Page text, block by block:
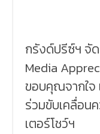
กรังด์ปรีซ์ฯ จั
Media
ขอบคุณจากใ
ร่วมขับเคลื่อน
เตอร์โชว์ฯ